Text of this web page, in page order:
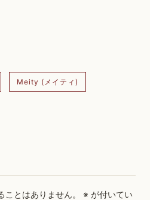
Meity (メイティ)
ことはありません。 ※ が付いてい